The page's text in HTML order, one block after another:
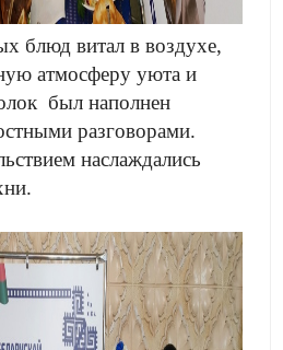
блюд витал в воздухе,
атмосферу уюта и
был наполнен
разговорами.
наслаждались